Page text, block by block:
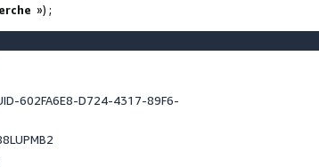
») ;
602FA6E8-D724-4317-89F6-